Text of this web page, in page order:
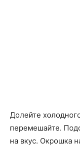
Долейте
перемешайте.
на вкус. Окрошка